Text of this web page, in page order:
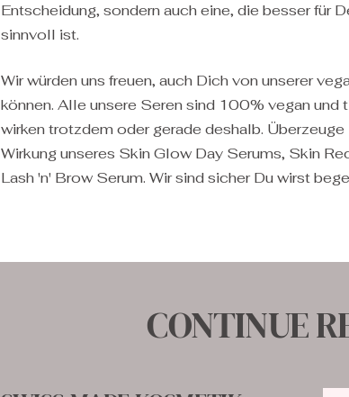
Entscheidung, sondern auch eine, die besser für
sinnvoll ist.
Wir würden uns freuen, auch Dich von unserer
können. Alle unsere Seren sind 100% vegan und
wirken trotzdem oder gerade deshalb.
Wirkung unseres Skin Glow Day Serums, Skin
Lash 'n' Brow Serum. Wir sind sicher Du wirst
CONTINUE